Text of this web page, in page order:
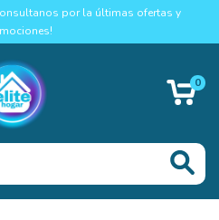
por la últimas ofertas y
0